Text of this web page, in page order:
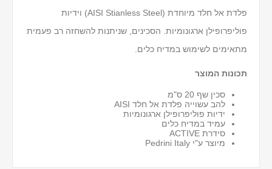
פלדת אל חלד מיוחדת (AISI Stianless Steel) וידיות
פוליפרופילן ארגונומיות. הסכינים, שניתנות להשחזה רב פעמית
מתאימים לשימוש במדיח כלים.
תכונות המוצר
סכין שף 20 ס"מ
להב עשוייה פלדת אל חלד AISI
ידיות פוליפרופילן ארגונומיות
עמיד במדיח כלים
סידרת ACTIVE
מיוצר ע"י Pedrini Italy